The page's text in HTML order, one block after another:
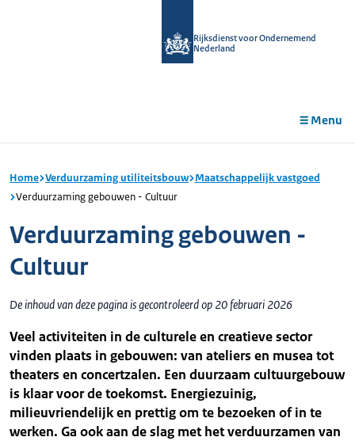
Rijksdienst voor Ondernemend
Nederland
Menu
Home Verduurzaming utiliteitsbouw Maatschappelijk vastgoed
Verduurzaming gebouwen - Cultuur
Verduurzaming gebouwen -
Cultuur
De inhoud van deze pagina is gecontroleerd op 20 februari 2026
Veel activiteiten in de culturele en creatieve sector
vinden plaats in gebouwen: van ateliers en musea tot
theaters en concertzalen. Een duurzaam cultuurgebouw
is klaar voor de toekomst. Energiezuinig,
milieuvriendelijk en prettig om te bezoeken of in te
werken. Ga ook aan de slag met het verduurzamen van